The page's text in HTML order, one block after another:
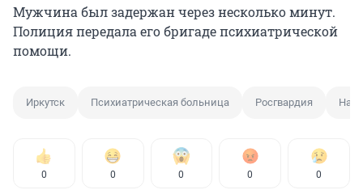
Мужчина был задержан через несколько минут.
Полиция передала его бригаде психиатрической
помощи.
Иркутск Психиатрическая больница Росгвардия
0 0 0 0 0